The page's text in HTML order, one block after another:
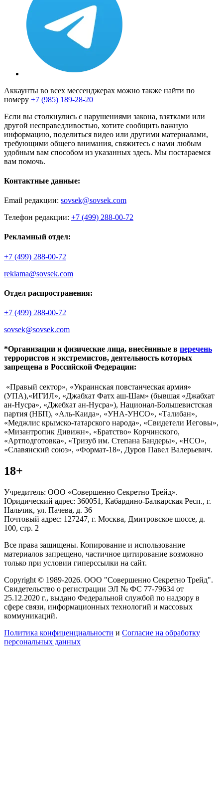
Аккаунты во всех мессенджерах можно также найти по
номеру +7 (985) 189-28-20
Если вы столкнулись с нарушениями закона, взятками или
другой несправедливостью, хотите сообщить важную
информацию, поделиться видео или другими материалами,
требующими общего внимания, свяжитесь с нами любым
удобным вам способом из указанных здесь. Мы постараемся
вам помочь.
Контактные данные:
Email редакции: sovsek@sovsek.com
Телефон редакции: +7 (499) 288-00-72
Рекламный отдел:
+7 (499) 288-00-72
reklama@sovsek.com
Отдел распространения:
+7 (499) 288-00-72
sovsek@sovsek.com
*Организации и физические лица, внесённные в перечень
террористов и экстремистов, деятельность которых
запрещена в Российской Федерации:
«Правый сектор», «Украинская повстанческая армия»
(УПА),«ИГИЛ», «Джабхат Фатх аш-Шам» (бывшая «Джабхат
ан-Нусра», «Джебхат ан-Нусра»), Национал-Большевистская
партия (НБП), «Аль-Каида», «УНА-УНСО», «Талибан»,
«Меджлис крымско-татарского народа», «Свидетели Иеговы»,
«Мизантропик Дивижн», «Братство» Корчинского,
«Артподготовка», «Тризуб им. Степана Бандеры», «НСО»,
«Славянский союз», «Формат-18», Дуров Павел Валерьевич.
18+
Учредитель: ООО «Совершенно Секретно Трейд».
Юридический адрес: 360051, Кабардино-Балкарская Респ., г.
Нальчик, ул. Пачева, д. 36
Почтовый адрес: 127247, г. Москва, Дмитровское шоссе, д.
100, стр. 2
Все права защищены. Копирование и использование
материалов запрещено, частичное цитирование возможно
только при условии гиперссылки на сайт.
Copyright © 1989-2026. ООО "Совершенно Секретно Трейд".
Свидетельство о регистрации ЭЛ № ФС 77-79634 от
25.12.2020 г., выдано Федеральной службой по надзору в
сфере связи, информационных технологий и массовых
коммуникаций.
Политика конфиценциальности и Согласие на обработку
персональных данных